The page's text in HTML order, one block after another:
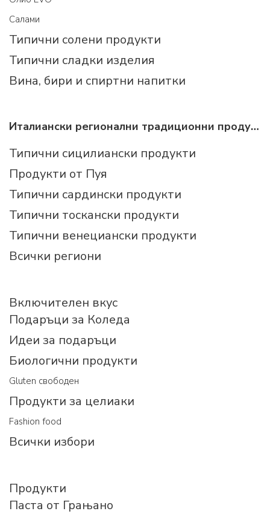
Салами
Типични солени продукти
Типични сладки изделия
Вина, бири и спиртни напитки
Италиански регионални традиционни продукти
Типични сицилиански продукти
Продукти от Пуя
Типични сардински продукти
Типични тоскански продукти
Типични венециански продукти
Всички региони
Включителен вкус
Подаръци за Коледа
Идеи за подаръци
Биологични продукти
Gluten свободен
Продукти за целиаки
Fashion food
Всички избори
Продукти
Паста от Грањано